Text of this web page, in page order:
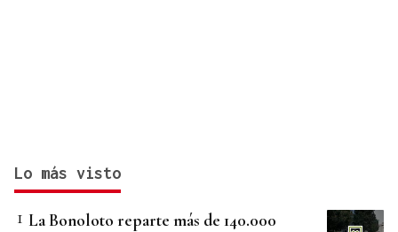
Lo más visto
La Bonoloto reparte más de 140.000